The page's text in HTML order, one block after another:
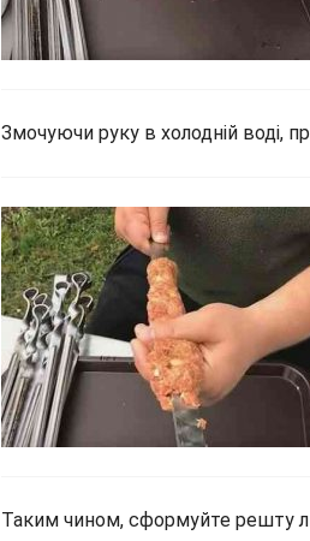
Змочуючи руку в холодній воді,
Таким чином, сформуйте решту